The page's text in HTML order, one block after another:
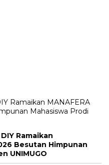
Ramaikan
Besutan Himpunan
UNIMUGO